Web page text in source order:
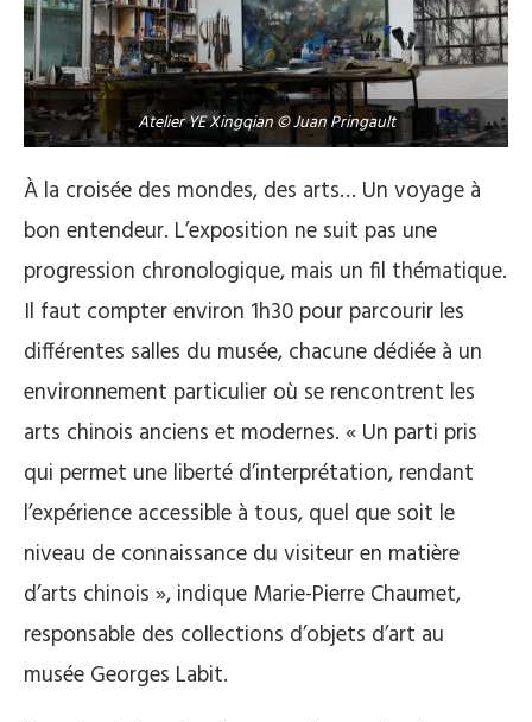
Atelier YE Xingqian © Juan Pringault
À la croisée des mondes, des arts… Un voyage à
bon entendeur. L’exposition ne suit pas une
progression chronologique, mais un fil thématique.
Il faut compter environ 1h30 pour parcourir les
différentes salles du musée, chacune dédiée à un
environnement particulier où se rencontrent les
arts chinois anciens et modernes. « Un parti pris
qui permet une liberté d’interprétation, rendant
l’expérience accessible à tous, quel que soit le
niveau de connaissance du visiteur en matière
d’arts chinois », indique Marie-Pierre Chaumet,
responsable des collections d’objets d’art au
musée Georges Labit.